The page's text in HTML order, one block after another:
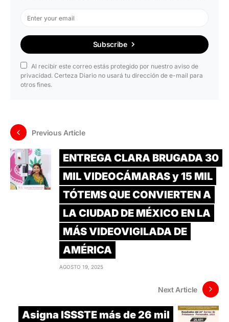
Subscribe
Al recibir este correo estás protegido por nuestro aviso de
privacidad. Certeza Diario no usará tu dirección de e-mail para
otros fines.
Previous Article
ENTREGA CLARA BRUGADA 30
MIL VIDEOCÁMARAS y 15 MIL
TÓTEMS QUE CONVIERTEN A
LA CIUDAD DE MÉXICO EN LA
MÁS VIDEOVIGILADA DE
AMÉRICA
AGOSTO 19, 2025
Next Article
Asigna ISSSTE más de 26 mil